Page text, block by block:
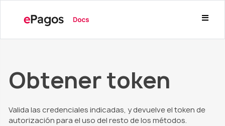
Obtener token
Valida las credenciales indicadas, y devuelve el token de
autorización para el uso del resto de los métodos.